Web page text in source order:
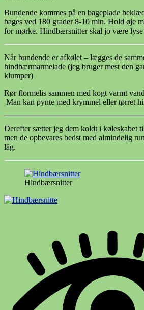
Bundende kommes på en bageplade
bages ved 180 grader 8-10 min. Hold øje
for mørke. Hindbærsnitter skal jo være
Når bundende er afkølet – lægges de
hindbærmarmelade (jeg bruger mest den
klumper)
Rør flormelis sammen med kogt varmt
Man kan pynte med krymmel eller tørret
Derefter sætter jeg dem koldt i køleskabet
men de opbevares bedst med almindelig
låg.
Hindbærsnitter